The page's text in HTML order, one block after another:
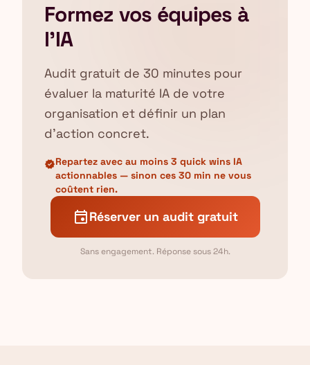
Formez vos équipes à
l'IA
Audit gratuit de 30 minutes pour
évaluer la maturité IA de votre
organisation et définir un plan
d'action concret.
verifiedRepartez avec au moins 3 quick wins IA
actionnables — sinon ces 30 min ne vous
coûtent rien.
eventRéserver un audit gratuit
Sans engagement. Réponse sous 24h.